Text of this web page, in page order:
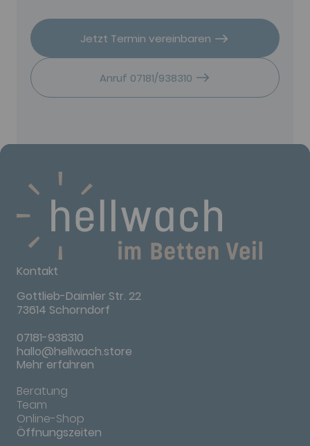
Jetzt Termin vereinbaren
Anruf 07181/938310
Kontakt
Gottlieb-Daimler Str. 22
73614 Schorndorf
07181-938310
hallo@hellwach.store
Mehr erfahren
Beratung
Team
Online-Shop
Öffnungszeiten